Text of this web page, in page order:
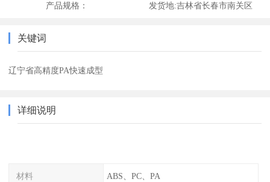
产品规格： 发货地:吉林省长春市南关区
关键词
辽宁省高精度PA快速成型
详细说明
材料 ABS、PC、PA